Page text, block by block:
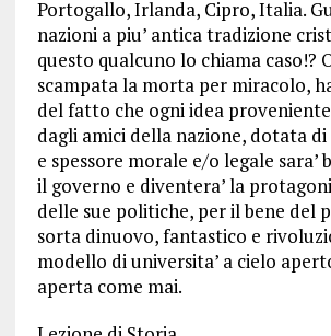
Portogallo, Irlanda, Cipro, Italia.
nazioni a piu’ antica tradizione
questo qualcuno lo chiama caso!?
scampata la morta per miracolo,
del fatto che ogni idea
dagli amici della nazione, dotata
e spessore morale e/o legale sara’
il governo e diventera’ la
delle sue politiche, per il bene del
sorta dinuovo, fantastico e
modello di universita’ a cielo
aperta come mai.